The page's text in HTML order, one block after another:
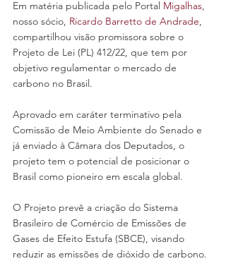
Em matéria publicada pelo Portal Migalhas,
nosso sócio, Ricardo Barretto de Andrade,
compartilhou visão promissora sobre o
Projeto de Lei (PL) 412/22, que tem por
objetivo regulamentar o mercado de
carbono no Brasil.
Aprovado em caráter terminativo pela
Comissão de Meio Ambiente do Senado e
já enviado à Câmara dos Deputados, o
projeto tem o potencial de posicionar o
Brasil como pioneiro em escala global.
O Projeto prevê a criação do Sistema
Brasileiro de Comércio de Emissões de
Gases de Efeito Estufa (SBCE), visando
reduzir as emissões de dióxido de carbono.